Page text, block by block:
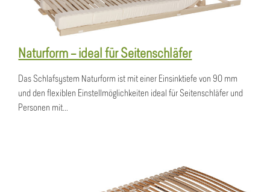
Naturform – ideal für Seitenschläfer
Das Schlafsystem Naturform ist mit einer Einsinktiefe von 90 mm
und den flexiblen Einstellmöglichkeiten ideal für Seitenschläfer und
Personen mit...